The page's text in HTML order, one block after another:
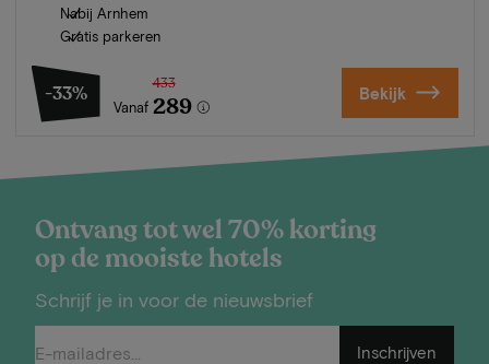
Nabij Arnhem
Gratis parkeren
-33%
Vanaf
433
289 Bekijk
Ontvang tot wel 70% korting
op de mooiste hotels
Schrijf je in voor de nieuwsbrief
Inschrijven